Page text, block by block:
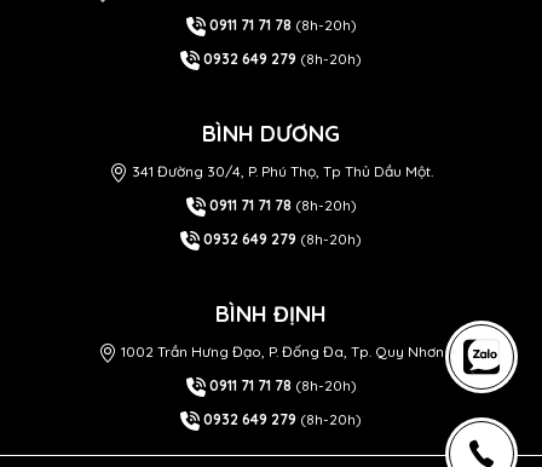
0911 71 71 78 (8h-20h)
0932 649 279 (8h-20h)
BÌNH DƯƠNG
341 Đường 30/4, P. Phú Thọ, Tp Thủ Dầu Một.
0911 71 71 78 (8h-20h)
0932 649 279 (8h-20h)
BÌNH ĐỊNH
1002 Trần Hưng Đạo, P. Đống Đa, Tp. Quy Nhơn
0911 71 71 78 (8h-20h)
0932 649 279 (8h-20h)